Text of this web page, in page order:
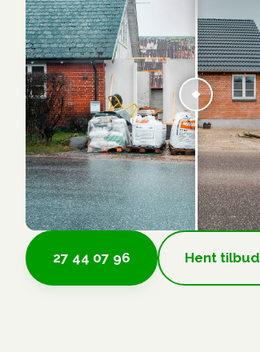
27 44 07 96 Hent tilbud